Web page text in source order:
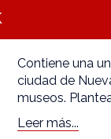
Contiene una
ciudad de
museos.
Leer más...